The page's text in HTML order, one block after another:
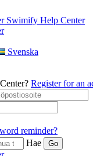
Swimify Help Center
Svenska
Register for an
reminder?
Hae